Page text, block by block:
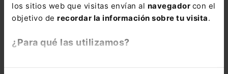
los sitios web que visitas envían al navegador con el
objetivo de recordar la información sobre tu visita.
¿Para qué las utilizamos?
PRUEBA DIGITAL REAL DECRETO-LEY
TECNOLOGÍA DISRUPTIVA VASCA
VEINTICINCO AÑOS